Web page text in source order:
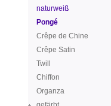
naturweiß
Pongé
Crêpe de Chine
Crêpe Satin
Twill
Chiffon
Organza